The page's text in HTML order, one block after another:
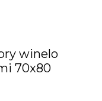
winelo
70x80